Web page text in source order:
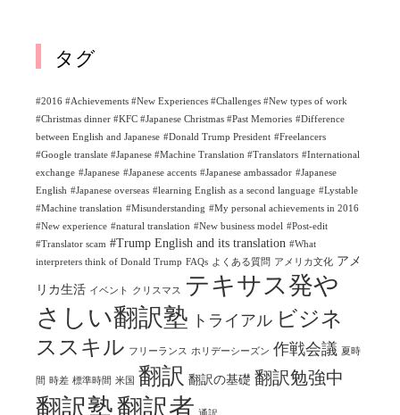
タグ
#2016 #Achievements #New Experiences #Challenges #New types of work
#Christmas dinner #KFC #Japanese Christmas #Past Memories #Difference
between English and Japanese #Donald Trump President #Freelancers
#Google translate #Japanese #Machine Translation #Translators #International
exchange #Japanese #Japanese accents #Japanese ambassador #Japanese
English #Japanese overseas #learning English as a second language #Lystable
#Machine translation #Misunderstanding #My personal achievements in 2016
#New experience #natural translation #New business model #Post-edit
#Translator scam #Trump English and its translation #What
interpreters think of Donald Trump FAQs よくある質問 アメリカ文化 アメ
リカ生活 イベント クリスマス
テキサス発や
さしい翻訳塾 トライアル ビジネ
ススキル フリーランス ホリデーシーズン 作戦会議 夏時
間 時差 標準時間 米国 翻訳 翻訳の基礎 翻訳勉強中
翻訳塾翻訳者